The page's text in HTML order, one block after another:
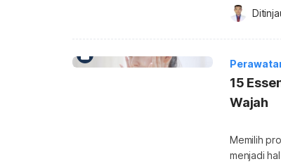
retinol,
berisiko
untuk
15
Wajah
Memilih
menjadi